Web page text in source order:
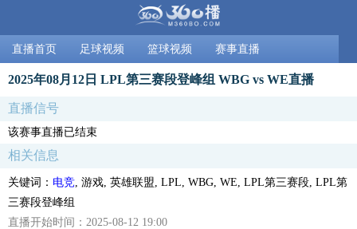
直播首页 足球视频 篮球视频 赛事直播
2025年08月12日 LPL第三赛段登峰组 WBG vs WE直播
直播信号
该赛事直播已结束
相关信息
关键词： 电竞 , 游戏, 英雄联盟, LPL, WBG, WE, LPL第三赛段, LPL第
三赛段登峰组
直播开始时间：2025-08-12 19:00